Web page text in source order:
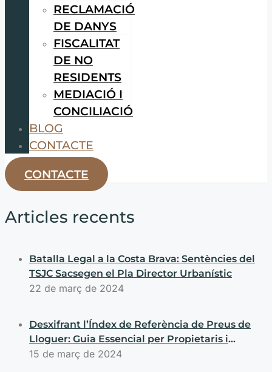
RECLAMACIÓ
DE DANYS
FISCALITAT
DE NO
RESIDENTS
MEDIACIÓ I
CONCILIACIÓ
BLOG
CONTACTE
CONTACTE
Articles recents
Batalla Legal a la Costa Brava: Sentències del
TSJC Sacsegen el Pla Director Urbanístic
22 de març de 2024
Desxifrant l’Índex de Referència de Preus de
Lloguer: Guia Essencial per Propietaris i
Llogaters
15 de març de 2024